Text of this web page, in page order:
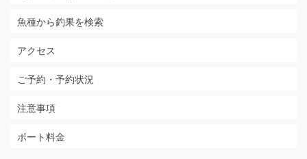
魚種から釣果を検索
アクセス
ご予約・予約状況
注意事項
ボート料金